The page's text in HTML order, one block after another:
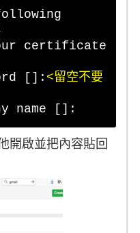
certificate
[]: <留空不要
name []:
開啟並把內容貼回